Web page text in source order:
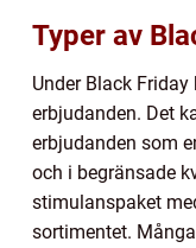
Typer av
Under Black
erbjudanden. Det
erbjudanden som
och i begränsade
stimulanspaket
sortimentet.